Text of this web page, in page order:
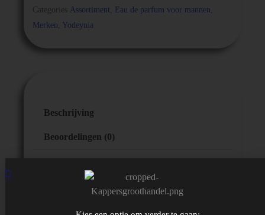
Categories Assortiment, Eau de parfum voor mannen,
Merken, Yodeyma
Beschrijving
Beoordelingen (0)
Yodeyma Eau de Parfum Caribbean (15ml)